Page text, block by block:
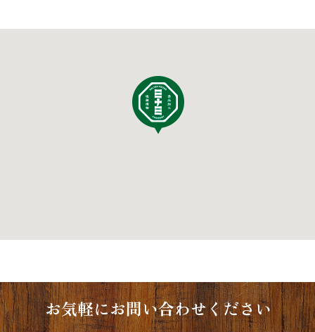
お気軽にお問い合わせください